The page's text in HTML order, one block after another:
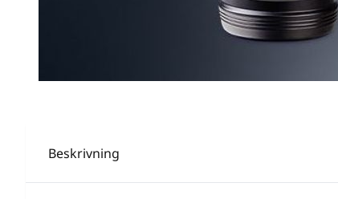
Beskrivning